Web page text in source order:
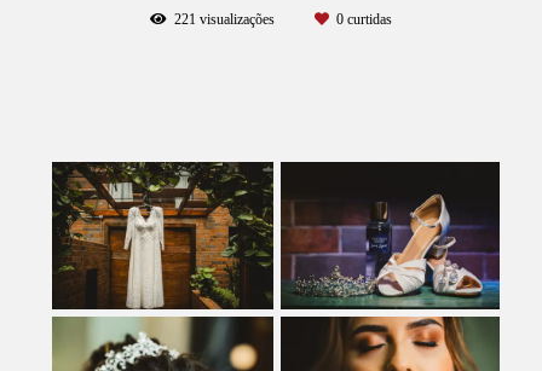
221 visualizações 0 curtidas